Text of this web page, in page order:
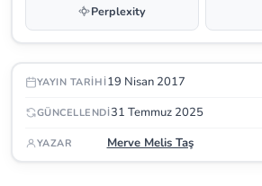
Perplexity
YAYIN TARIHI19 Nisan 2017
GÜNCELLENDI31 Temmuz 2025
YAZAR Merve Melis Taş